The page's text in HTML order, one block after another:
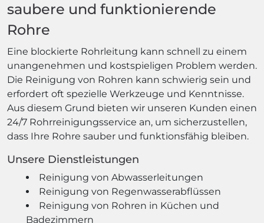
saubere und funktionierende
Rohre
Eine blockierte Rohrleitung kann schnell zu einem
unangenehmen und kostspieligen Problem werden.
Die Reinigung von Rohren kann schwierig sein und
erfordert oft spezielle Werkzeuge und Kenntnisse.
Aus diesem Grund bieten wir unseren Kunden einen
24/7 Rohrreinigungsservice an, um sicherzustellen,
dass Ihre Rohre sauber und funktionsfähig bleiben.
Unsere Dienstleistungen
Reinigung von Abwasserleitungen
Reinigung von Regenwasserabflüssen
Reinigung von Rohren in Küchen und
Badezimmern